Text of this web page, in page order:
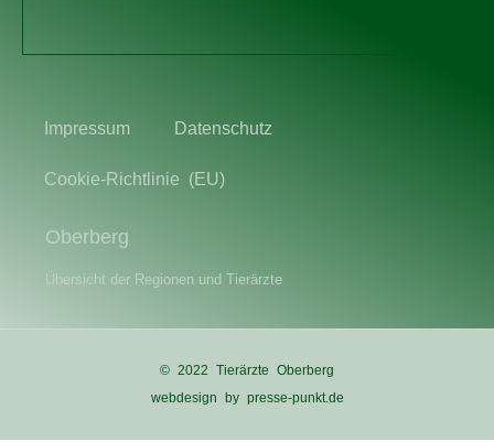
Impressum Datenschutz
Cookie-Richtlinie (EU)
Oberberg
Übersicht der Regionen und Tierärzte
© 2022 Tierärzte Oberberg
webdesign by presse-punkt.de